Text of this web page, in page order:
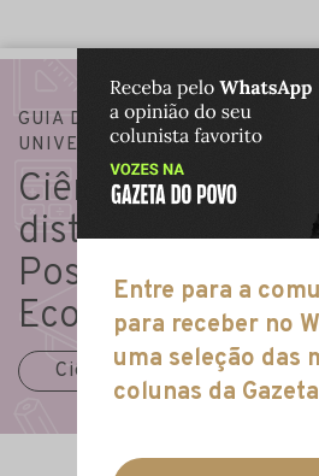
GUIA DE GRADUAÇÃO »
UNIVERSIDADE POSITIVO – UP
Ciências
distância na
Positivo – UP
Ecoville)
Ciências Contábeis EAD